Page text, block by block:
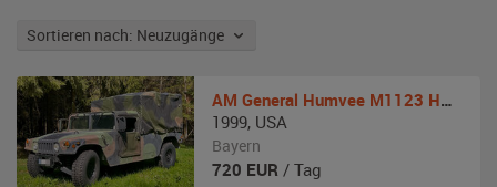
Sortieren nach: Neuzugänge
AM General Humvee M1123 HMMWV
1999, USA
Bayern
720 EUR / Tag